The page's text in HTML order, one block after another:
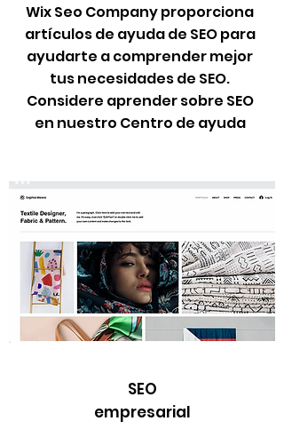
Wix Seo Company proporciona
artículos de ayuda de SEO para
ayudarte a comprender mejor
tus necesidades de SEO.
Considere aprender sobre SEO
en nuestro Centro de ayuda
SEO
empresarial